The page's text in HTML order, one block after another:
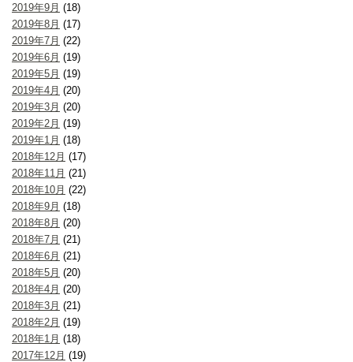
2019年9月 (18)
2019年8月 (17)
2019年7月 (22)
2019年6月 (19)
2019年5月 (19)
2019年4月 (20)
2019年3月 (20)
2019年2月 (19)
2019年1月 (18)
2018年12月 (17)
2018年11月 (21)
2018年10月 (22)
2018年9月 (18)
2018年8月 (20)
2018年7月 (21)
2018年6月 (21)
2018年5月 (20)
2018年4月 (20)
2018年3月 (21)
2018年2月 (19)
2018年1月 (18)
2017年12月 (19)